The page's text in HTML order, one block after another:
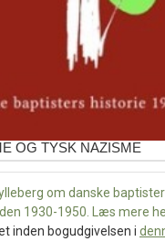
OG TYSK NAZISME
om danske
1930-1950. Læs mere
inden bogudgivelsen i